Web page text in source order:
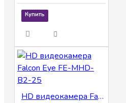
Купить
HD видеокамера Falcon Eye FE-MHD-B2-25